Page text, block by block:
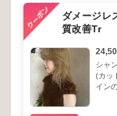
ダメージレ
質改善Tr
シャ
(カッ
イン